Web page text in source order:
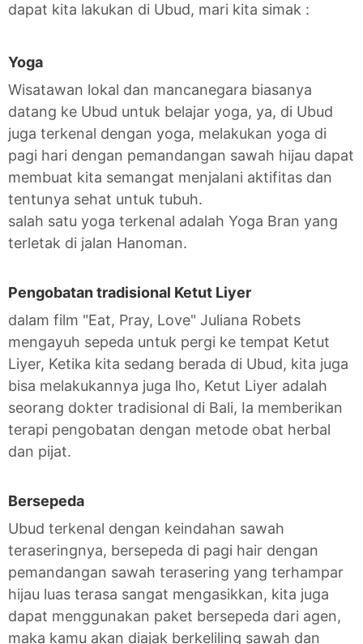
dapat kita lakukan di Ubud, mari kita simak :
Yoga
Wisatawan lokal dan mancanegara biasanya
datang ke Ubud untuk belajar yoga, ya, di Ubud
juga terkenal dengan yoga, melakukan yoga di
pagi hari dengan pemandangan sawah hijau dapat
membuat kita semangat menjalani aktifitas dan
tentunya sehat untuk tubuh.
salah satu yoga terkenal adalah Yoga Bran yang
terletak di jalan Hanoman.
Pengobatan tradisional Ketut Liyer
dalam film "Eat, Pray, Love" Juliana Robets
mengayuh sepeda untuk pergi ke tempat Ketut
Liyer, Ketika kita sedang berada di Ubud, kita juga
bisa melakukannya juga lho, Ketut Liyer adalah
seorang dokter tradisional di Bali, Ia memberikan
terapi pengobatan dengan metode obat herbal
dan pijat.
Bersepeda
Ubud terkenal dengan keindahan sawah
teraseringnya, bersepeda di pagi hair dengan
pemandangan sawah terasering yang terhampar
hijau luas terasa sangat mengasikkan, kita juga
dapat menggunakan paket bersepeda dari agen,
maka kamu akan diajak berkeliling sawah dan